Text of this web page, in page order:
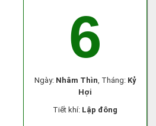
6
Ngày: Nhâm Thìn, Tháng: Kỷ
Hợi
Tiết khí: Lập đông